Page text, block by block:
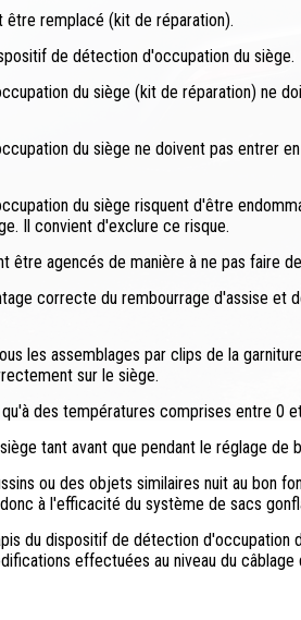
être remplacé (kit de réparation).
de détection d'occupation du siège.
du siège (kit de réparation) ne
du siège ne doivent pas entrer
du siège risquent d'être
Il convient d'exclure ce risque.
être agencés de manière à ne pas faire
correcte du rembourrage d'assise et
les assemblages par clips de la
sur le siège.
des températures comprises entre 0
tant avant que pendant le réglage de
ou des objets similaires nuit au bon
à l'efficacité du système de sacs
du dispositif de détection d'occupation
effectuées au niveau du câblage